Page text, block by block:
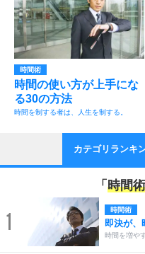
時間術
時間の使い方が上手にな
る30の方法
時間を制する者は、人生を制する。
カテゴリランキ
「 時間術
1 時間術
即決が、
時間を増や